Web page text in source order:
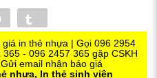
giá in thẻ nhựa | Gọi 096 2954
- 096 2457 365 gặp CSKH
email nhận báo giá
nhựa, In thẻ sinh viên